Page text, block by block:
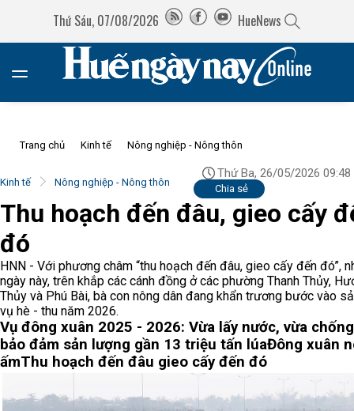
Thứ Sáu, 07/08/2026 HueNews
Trang chủ Kinh tế Nông nghiệp - Nông thôn
Kinh tế Nông nghiệp - Nông thôn
Thứ Ba, 26/05/2026 09:48
Chia sẻ
Thu hoạch đến đâu, gieo cấy
đó
HNN - Với phương châm “thu hoạch đến đâu, gieo cấy đến đó”,
ngày này, trên khắp các cánh đồng ở các phường Thanh Thủy,
Thủy và Phú Bài, bà con nông dân đang khẩn trương bước vào
vụ hè - thu năm 2026.
Vụ đông xuân 2025 - 2026: Vừa lấy nước, vừa
bảo đảm sản lượng gần 13 triệu tấn lúaĐông xuân
ấmThu hoạch đến đâu gieo cấy đến đó